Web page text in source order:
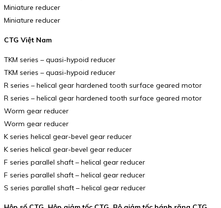
Miniature reducer
Miniature reducer
CTG Việt Nam
TKM series – quasi-hypoid reducer
TKM series – quasi-hypoid reducer
R series – helical gear hardened tooth surface geared motor
R series – helical gear hardened tooth surface geared motor
Worm gear reducer
Worm gear reducer
K series helical gear-bevel gear reducer
K series helical gear-bevel gear reducer
F series parallel shaft – helical gear reducer
F series parallel shaft – helical gear reducer
S series parallel shaft – helical gear reducer